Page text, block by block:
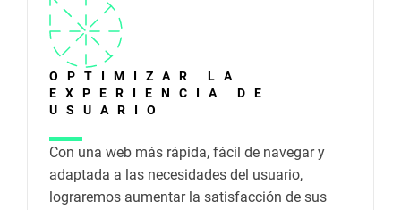
OPTIMIZAR LA
EXPERIENCIA DE
USUARIO
Con una web más rápida, fácil de navegar y
adaptada a las necesidades del usuario,
lograremos aumentar la satisfacción de sus